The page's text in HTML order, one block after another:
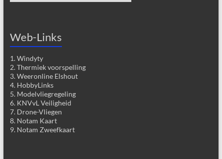
Web-Links
1. Windyty
2. Thermiek voorspelling
3. Weeronline Elshout
4. HobbyLinks
5. Modelvliegregeling
6. KNVvL Veiligheid
7. Drone-Vliegen
8. Notam Kaart
9. Notam Zweefkaart